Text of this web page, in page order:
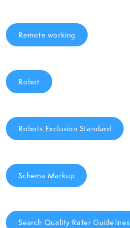
Remote working
Robot
Robots Exclusion Standard
Schema Markup
Search Quality Rater Guidelines